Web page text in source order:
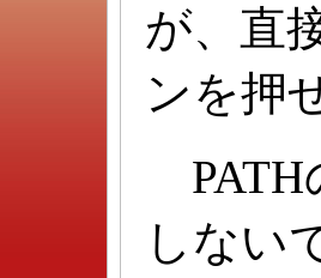
が、直
ンを押
PATH
しない